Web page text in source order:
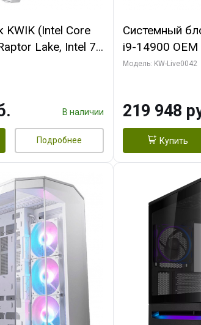
KWIK (Intel Core
Lake, Intel 7,
ГБ ОЗУ (2
В наличии
Подробнее
Системный
i9-14900 OEM
C24 16EC/
256bi/ 512 ГБ
Модель: KW-Live0042
219 948
Купить